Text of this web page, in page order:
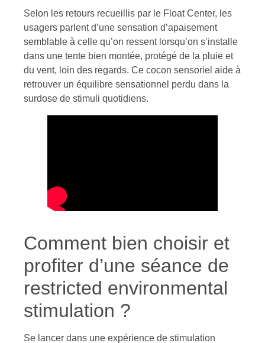
Selon les retours recueillis par le Float Center, les
usagers parlent d’une sensation d’apaisement
semblable à celle qu’on ressent lorsqu’on s’installe
dans une tente bien montée, protégé de la pluie et
du vent, loin des regards. Ce cocon sensoriel aide à
retrouver un équilibre sensationnel perdu dans la
surdose de stimuli quotidiens.
Comment bien choisir et
profiter d’une séance de
restricted environmental
stimulation ?
Se lancer dans une expérience de stimulation